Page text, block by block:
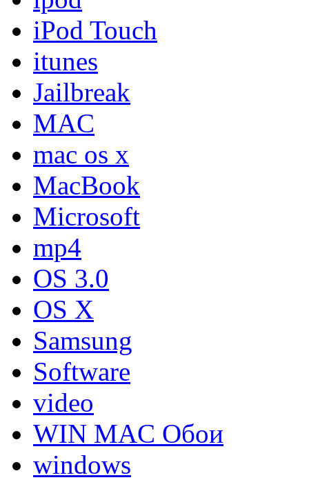
iPod Touch
itunes
Jailbreak
MAC
mac os x
MacBook
Microsoft
mp4
OS 3.0
OS X
Samsung
Software
video
WIN MAC Обои
windows